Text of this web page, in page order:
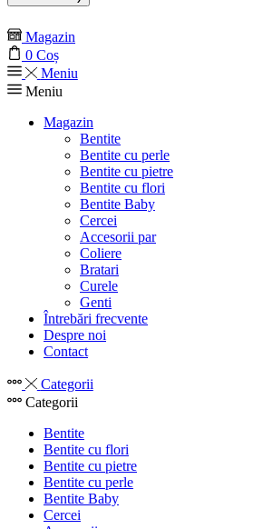
Magazin
0 Coș
Meniu
Meniu
Magazin
Bentite
Bentite cu perle
Bentite cu pietre
Bentite cu flori
Bentite Baby
Cercei
Accesorii par
Coliere
Bratari
Curele
Genti
Întrebări frecvente
Despre noi
Contact
Categorii
Categorii
Bentite
Bentite cu flori
Bentite cu pietre
Bentite cu perle
Bentite Baby
Cercei